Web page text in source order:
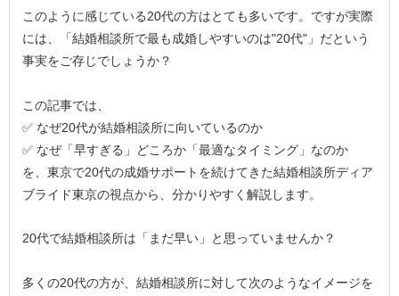
このように感じている20代の方はとても多いです。ですが実際
には、「結婚相談所で最も成婚しやすいのは"20代"」だという
事実をご存じでしょうか？
この記事では、
✅ なぜ20代が結婚相談所に向いているのか
✅ なぜ「早すぎる」どころか「最適なタイミング」なのか
を、東京で20代の成婚サポートを続けてきた結婚相談所ディア
ブライド東京の視点から、分かりやすく解説します。
20代で結婚相談所は「まだ早い」と思っていませんか？
多くの20代の方が、結婚相談所に対して次のようなイメージを